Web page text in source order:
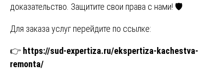
доказательство. Защитите свои права с нами! 🛡️
Для заказа услуг перейдите по ссылке:
👉 https://sud-expertiza.ru/ekspertiza-kachestva-
remonta/